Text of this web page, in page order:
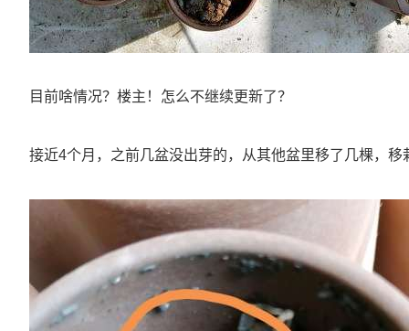
目前啥情况？楼主！怎么不继续更新了？
接近4个月，之前几盆没出芽的，从其他盆里移了几棵，